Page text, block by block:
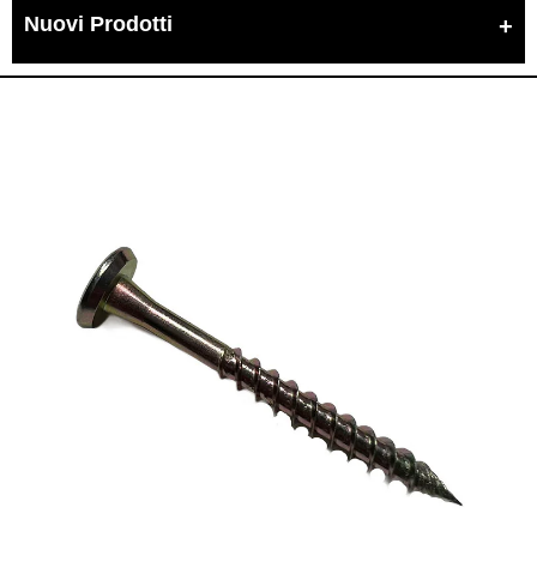
Nuovi Prodotti